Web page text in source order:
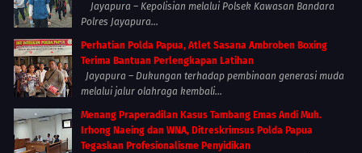
Jayapura – Kepolisian melalui Polsek Kawasan Bandara
Polres Jayapura...
Perhatian Polda Papua, Atlet Sasana Ambroben Boxing
Terima Bantuan Perlengkapan Latihan
Jayapura – Dukungan terhadap pembinaan generasi muda
melalui jalur olahraga kembali...
Menang Praperadilan Kasus Tambang Emas Andi Muh.
Irhong Naeing dan WNA, Ditreskrimsus Polda Papua
Tegaskan Profesionalisme Penyidikan